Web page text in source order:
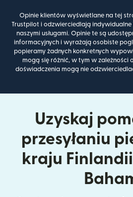
Opinie klientów wyświetlane na tej
Trustpilot i odzwierciedlają
naszymi usługami. Opinie te są
informacyjnych i wyrażają osobiste
popieramy żadnych konkretnych
mogą się różnić, w tym w zależności
doświadczenia mogą nie
Uzyskaj
przesyłaniu
kraju